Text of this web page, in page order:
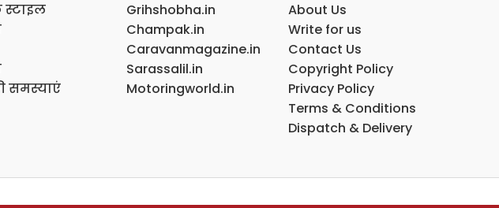
समस्याएं
Grihshobha.in
Champak.in
Caravanmagazine.in
Sarassalil.in
Motoringworld.in
About Us
Write for us
Contact Us
Copyright Policy
Privacy Policy
Terms & Conditions
Dispatch & Delivery